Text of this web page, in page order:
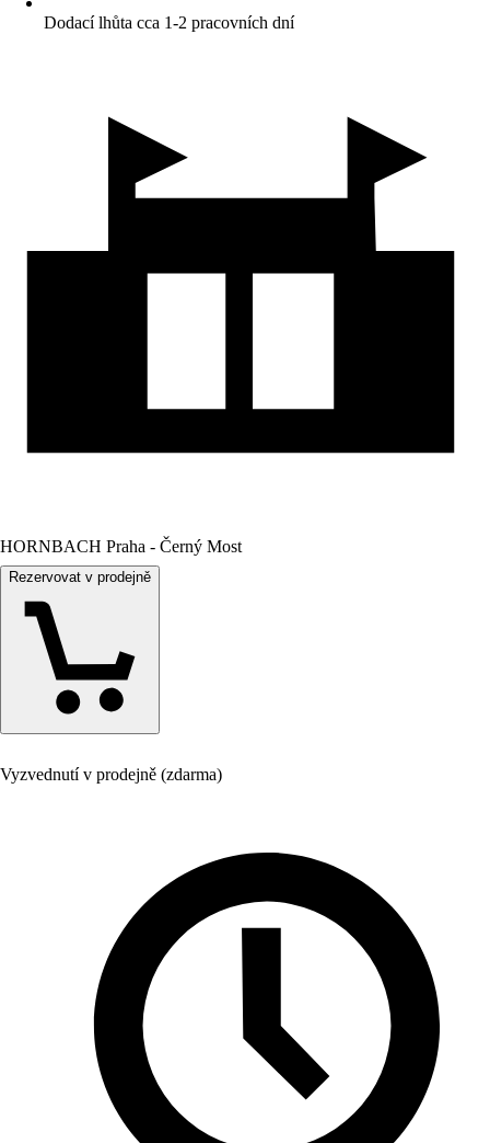
Dodací lhůta cca 1-2 pracovních dní
HORNBACH Praha - Černý Most
Rezervovat v prodejně
Vyzvednutí v prodejně (zdarma)